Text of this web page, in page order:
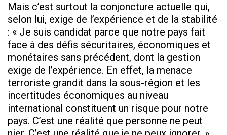
Mais c’est surtout la conjoncture actuelle qui,
selon lui, exige de l’expérience et de la stabilité
: « Je suis candidat parce que notre pays fait
face à des défis sécuritaires, économiques et
monétaires sans précédent, dont la gestion
exige de l’expérience. En effet, la menace
terroriste grandit dans la sous-région et les
incertitudes économiques au niveau
international constituent un risque pour notre
pays. C’est une réalité que personne ne peut